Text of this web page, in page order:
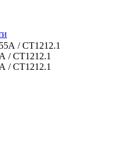
/ СТ1212.1
/ СТ1212.1